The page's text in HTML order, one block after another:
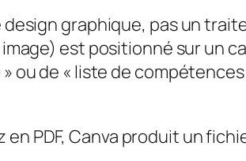
graphique, pas un
est positionné sur un
ou de « liste de
PDF, Canva produit un